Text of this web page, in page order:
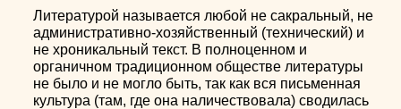
Литературой называется любой не сакральный, не
административно-хозяйственный (технический) и
не хроникальный текст. В полноценном и
органичном традиционном обществе литературы
не было и не могло быть, так как вся письменная
культура (там, где она наличествовала) сводилась